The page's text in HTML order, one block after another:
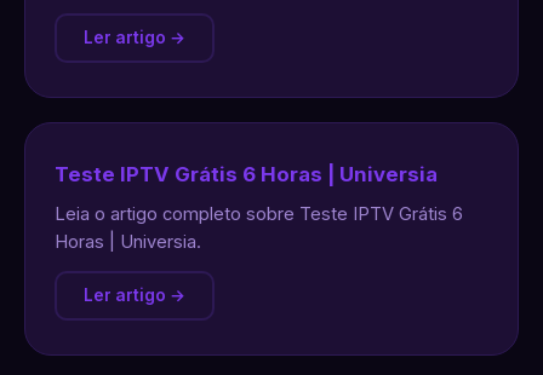
Ler artigo →
Teste IPTV Grátis 6 Horas | Universia
Leia o artigo completo sobre Teste IPTV Grátis 6
Horas | Universia.
Ler artigo →